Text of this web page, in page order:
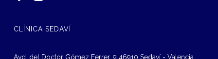
CLÍNICA SEDAVÍ
Avd. del Doctor Gómez Ferrer, 9 46910 Sedaví - Valencia